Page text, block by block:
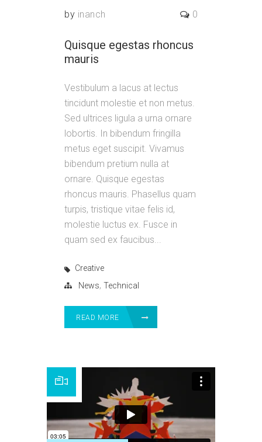
by inanch 0
Quisque egestas rhoncus
mauris
Vestibulum a lacus at lectus
tincidunt molestie et non metus.
Sed ultrices ligula a urna ornare
lobortis. In bibendum fringilla
metus eget suscipit. Vivamus
bibendum pretium nulla at
ornare. Quisque egestas
rhoncus mauris. Phasellus quam
turpis, tristique vitae felis id,
molestie luctus ex. Fusce in
quam sed ex faucibus...
Creative
News, Technical
READ MORE